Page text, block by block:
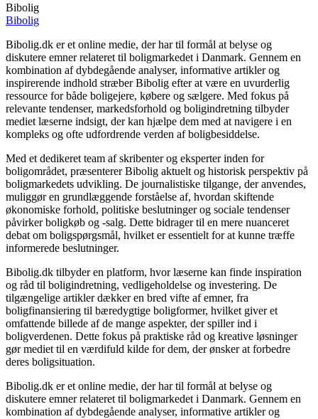
Bibolig
Bibolig
Bibolig.dk er et online medie, der har til formål at belyse og
diskutere emner relateret til boligmarkedet i Danmark. Gennem en
kombination af dybdegående analyser, informative artikler og
inspirerende indhold stræber Bibolig efter at være en uvurderlig
ressource for både boligejere, købere og sælgere. Med fokus på
relevante tendenser, markedsforhold og boligindretning tilbyder
mediet læserne indsigt, der kan hjælpe dem med at navigere i en
kompleks og ofte udfordrende verden af boligbesiddelse.
Med et dedikeret team af skribenter og eksperter inden for
boligområdet, præsenterer Bibolig aktuelt og historisk perspektiv på
boligmarkedets udvikling. De journalistiske tilgange, der anvendes,
muliggør en grundlæggende forståelse af, hvordan skiftende
økonomiske forhold, politiske beslutninger og sociale tendenser
påvirker boligkøb og -salg. Dette bidrager til en mere nuanceret
debat om boligspørgsmål, hvilket er essentielt for at kunne træffe
informerede beslutninger.
Bibolig.dk tilbyder en platform, hvor læserne kan finde inspiration
og råd til boligindretning, vedligeholdelse og investering. De
tilgængelige artikler dækker en bred vifte af emner, fra
boligfinansiering til bæredygtige boligformer, hvilket giver et
omfattende billede af de mange aspekter, der spiller ind i
boligverdenen. Dette fokus på praktiske råd og kreative løsninger
gør mediet til en værdifuld kilde for dem, der ønsker at forbedre
deres boligsituation.
Bibolig.dk er et online medie, der har til formål at belyse og
diskutere emner relateret til boligmarkedet i Danmark. Gennem en
kombination af dybdegående analyser, informative artikler og